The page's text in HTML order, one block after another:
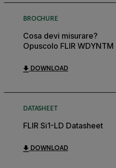
BROCHURE
Cosa devi misurare?
Opuscolo FLIR WDYNTM
DOWNLOAD
DATASHEET
FLIR Si1-LD Datasheet
DOWNLOAD